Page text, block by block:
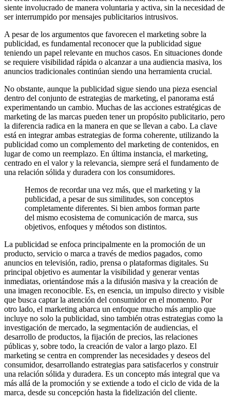
siente involucrado de manera voluntaria y activa, sin la necesidad de
ser interrumpido por mensajes publicitarios intrusivos.
A pesar de los argumentos que favorecen el marketing sobre la
publicidad, es fundamental reconocer que la publicidad sigue
teniendo un papel relevante en muchos casos. En situaciones donde
se requiere visibilidad rápida o alcanzar a una audiencia masiva, los
anuncios tradicionales continúan siendo una herramienta crucial.
No obstante, aunque la publicidad sigue siendo una pieza esencial
dentro del conjunto de estrategias de marketing, el panorama está
experimentando un cambio. Muchas de las acciones estratégicas de
marketing de las marcas pueden tener un propósito publicitario, pero
la diferencia radica en la manera en que se llevan a cabo. La clave
está en integrar ambas estrategias de forma coherente, utilizando la
publicidad como un complemento del marketing de contenidos, en
lugar de como un reemplazo. En última instancia, el marketing,
centrado en el valor y la relevancia, siempre será el fundamento de
una relación sólida y duradera con los consumidores.
Hemos de recordar una vez más, que el marketing y la
publicidad, a pesar de sus similitudes, son conceptos
completamente diferentes. Si bien ambos forman parte
del mismo ecosistema de comunicación de marca, sus
objetivos, enfoques y métodos son distintos.
La publicidad se enfoca principalmente en la promoción de un
producto, servicio o marca a través de medios pagados, como
anuncios en televisión, radio, prensa o plataformas digitales. Su
principal objetivo es aumentar la visibilidad y generar ventas
inmediatas, orientándose más a la difusión masiva y la creación de
una imagen reconocible. Es, en esencia, un impulso directo y visible
que busca captar la atención del consumidor en el momento. Por
otro lado, el marketing abarca un enfoque mucho más amplio que
incluye no solo la publicidad, sino también otras estrategias como la
investigación de mercado, la segmentación de audiencias, el
desarrollo de productos, la fijación de precios, las relaciones
públicas y, sobre todo, la creación de valor a largo plazo. El
marketing se centra en comprender las necesidades y deseos del
consumidor, desarrollando estrategias para satisfacerlos y construir
una relación sólida y duradera. Es un concepto más integral que va
más allá de la promoción y se extiende a todo el ciclo de vida de la
marca, desde su concepción hasta la fidelización del cliente.